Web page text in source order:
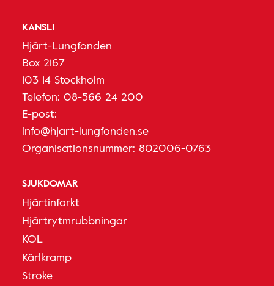
KANSLI
Hjärt-Lungfonden
Box 2167
103 14 Stockholm
Telefon: 08-566 24 200
E-post:
info@hjart-lungfonden.se
Organisationsnummer: 802006-0763
SJUKDOMAR
Hjärtinfarkt
Hjärtrytmrubbningar
KOL
Kärlkramp
Stroke